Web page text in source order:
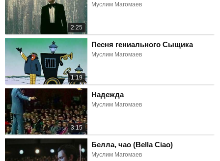
2:25
Муслим Магомаев
1:19
Песня гениального Сыщика
Муслим Магомаев
3:15
Надежда
Муслим Магомаев
Белла, чао (Bella Ciao)
Муслим Магомаев